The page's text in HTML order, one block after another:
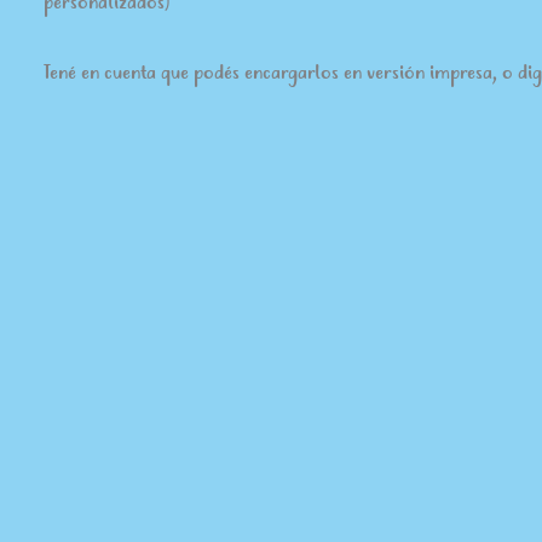
Tené en cuenta que podés encargarlos en versión impresa, o